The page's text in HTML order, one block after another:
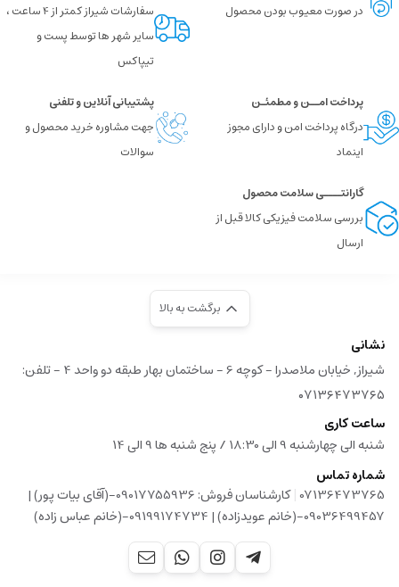
در صورت معیوب بودن محصول
سفارشات شیراز کمتر از 4 ساعت ،
سایر شهر ها توسط پست و
تیپاکس
پرداخت امــن و مطمئـن
درگاه پرداخت امن و دارای مجوز
اینماد
پشتیبانی آنلاین و تلفنی
جهت مشاوره خرید محصول و
سوالات
گارانتــــی سلامت محصول
بررسی سلامت فیزیکی کالا قبل از
ارسال
برگشت به بالا
نشانی
شیراز, خیابان ملاصدرا - کوچه 6 - ساختمان بهار طبقه دو واحد 4 - تلفن:
۰۷۱۳۶۴۷۳۷۶۵
ساعت کاری
شنبه الی چهارشنبه 9 الی 18:30 / پنج شنبه ها 9 الی 14
شماره تماس
07136473765
|
کارشناسان فروش: 09017755936-(آقای بیات پور) |
09036499457-(خانم عویدزاده) | 09199174734-(خانم عباس زاده)